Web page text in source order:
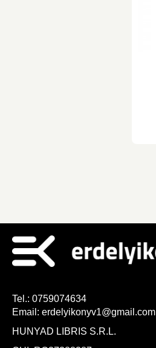
Tel.: 0759074634
Email: erdelyikonyv1@gmail.com
HUNYAD LIBRIS S.R.L.